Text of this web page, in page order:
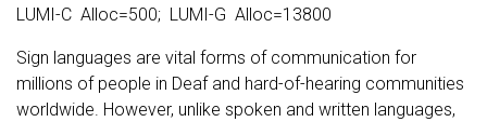
LUMI-C Alloc=500; LUMI-G Alloc=13800
Sign languages are vital forms of communication for
millions of people in Deaf and hard-of-hearing communities
worldwide. However, unlike spoken and written languages,